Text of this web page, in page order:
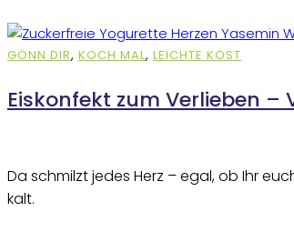
GÖNN DIR, KOCH MAL, LEICHTE KOST
Eiskonfekt zum Verlieben –
Da schmilzt jedes Herz – egal, ob Ihr
kalt.